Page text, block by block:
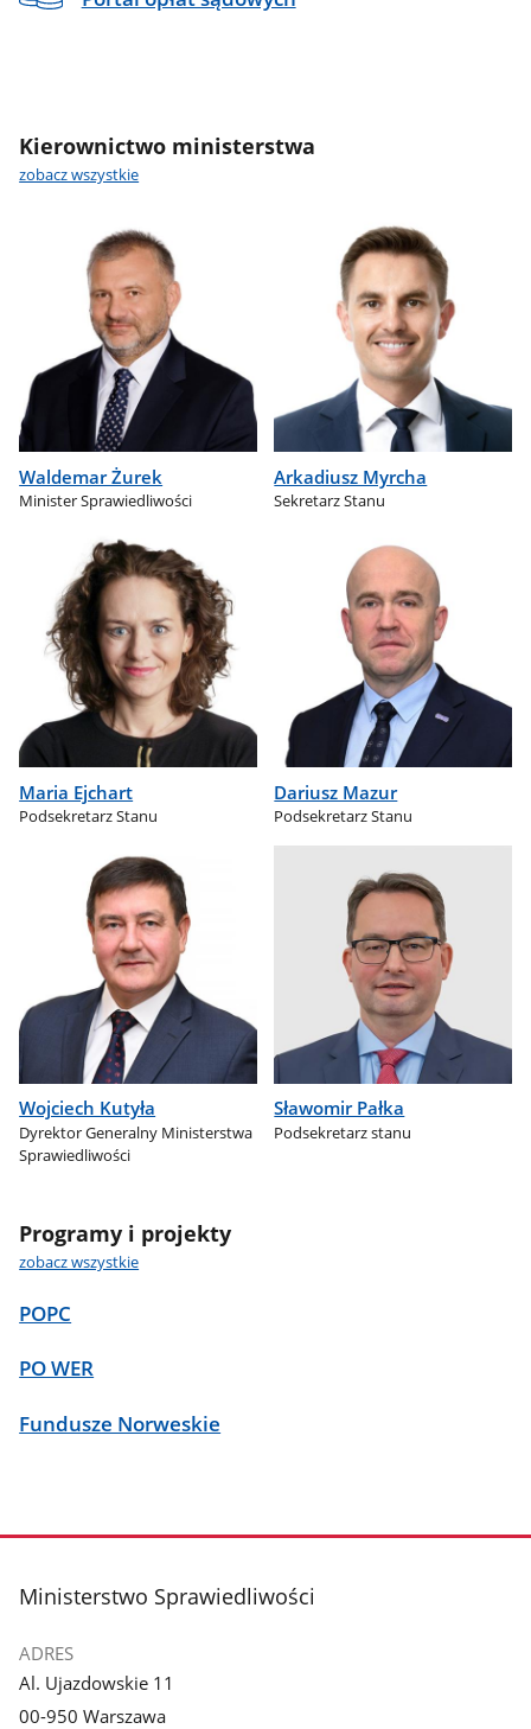
Kierownictwo ministerstwa
zobacz wszystkie
Waldemar Żurek
Minister Sprawiedliwości
Arkadiusz Myrcha
Sekretarz Stanu
Maria Ejchart
Podsekretarz Stanu
Dariusz Mazur
Podsekretarz Stanu
Wojciech Kutyła
Dyrektor Generalny Ministerstwa
Sprawiedliwości
Sławomir Pałka
Podsekretarz stanu
Programy i projekty
zobacz wszystkie
POPC
PO WER
Fundusze Norweskie
stopka
Ministerstwo Sprawiedliwości
ADRES
Al. Ujazdowskie 11
00-950 Warszawa